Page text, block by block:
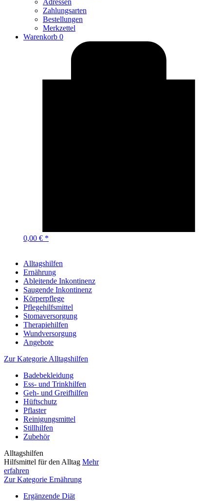
Adressen
Zahlungsarten
Bestellungen
Merkzettel
Warenkorb 0
0,00 € *
Alltagshilfen
Ernährung
Ableitende Inkontinenz
Saugende Inkontinenz
Körperpflege
Pflegehilfsmittel
Stomaversorgung
Therapiehilfen
Wundversorgung
Angebote
Zur Kategorie Alltagshilfen
Badebekleidung
Ess- und Trinkhilfen
Geh- und Greifhilfen
Hüftschutz
Pflaster
Reinigungsmittel
Stillhilfen
Zubehör
Alltagshilfen
Hilfsmittel für den Alltag Mehr
erfahren
Zur Kategorie Ernährung
Ergänzende Diät